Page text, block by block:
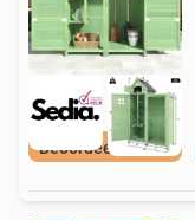
Beoordeeld met 9+